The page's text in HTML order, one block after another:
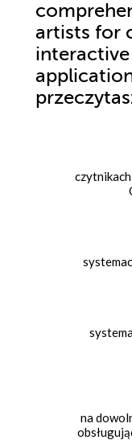
artists for
na